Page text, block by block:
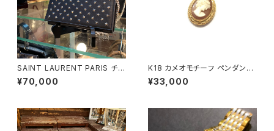
SAINT LAURENT PARIS チェ
ーンショルダーウォレット
¥70,000
K18 カメオモチーフ ペンダント
トップ
¥33,000